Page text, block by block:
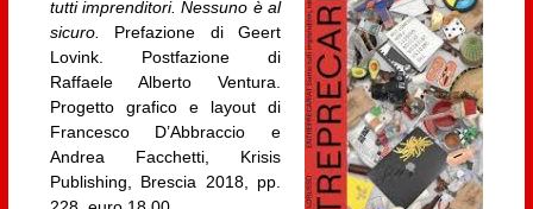
tutti imprenditori. Nessuno è al
sicuro.
Prefazione di Geert
Lovink. Postfazione di
Raffaele Alberto Ventura.
Progetto grafico e layout di
Francesco D’Abbraccio e
Andrea Facchetti, Krisis
Publishing, Brescia 2018, pp.